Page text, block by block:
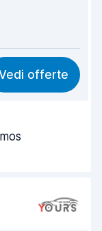
8,8
8,5
9,1
offerte